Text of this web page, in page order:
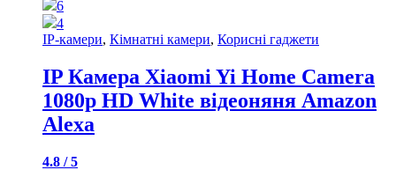
6
4
IP-камери, Кімнатні камери, Корисні гаджети
IP Камера Xiaomi Yi Home Camera
1080p HD White відеоняня Amazon
Alexa
4.8 / 5